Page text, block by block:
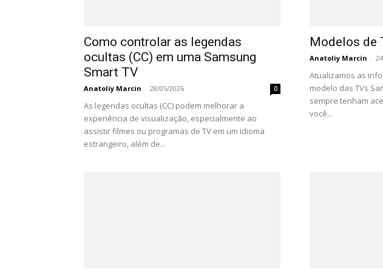
Como controlar as legendas
ocultas (CC) em uma Samsung
Smart TV
Anatoliy Marcin - 28/05/2026 0
As legendas ocultas (CC) podem melhorar a
experiência de visualização, especialmente ao
assistir filmes ou programas de TV em um idioma
estrangeiro, além de...
Modelos de
Anatoliy Marcin -
Atualizamos as
modelo das TVs
sempre tenham
você...